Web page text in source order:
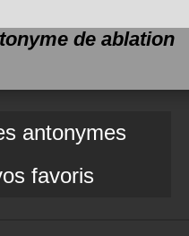
de ablation
antonymes
favoris